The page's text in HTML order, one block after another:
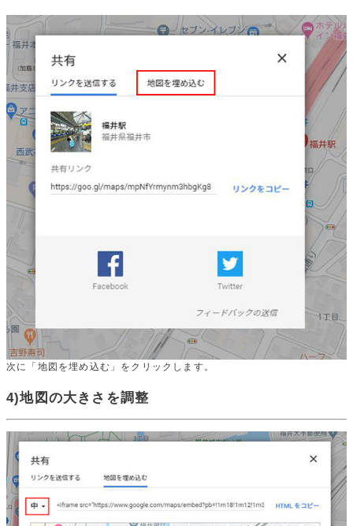
次に「地図を埋め込む」をクリックします。
4)地図の大きさを調整